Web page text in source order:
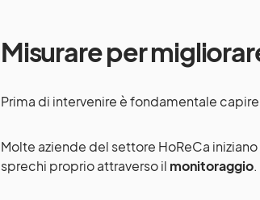
Misurare per
Prima di intervenire è fondamentale
Molte aziende del settore HoReCa
sprechi proprio attraverso il monitoraggio.